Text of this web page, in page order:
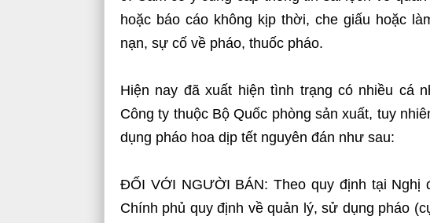
hoặc báo cáo không kịp thời, che giấu hoặc
nạn, sự cố về pháo, thuốc pháo.
Hiện nay đã xuất hiện tình trạng có nhiều cá
Công ty thuộc Bộ Quốc phòng sản xuất, tuy
dụng pháo hoa dịp tết nguyên đán như sau:
ĐỐI VỚI NGƯỜI BÁN: Theo quy định tại Nghị
Chính phủ quy định về quản lý, sử dụng pháo